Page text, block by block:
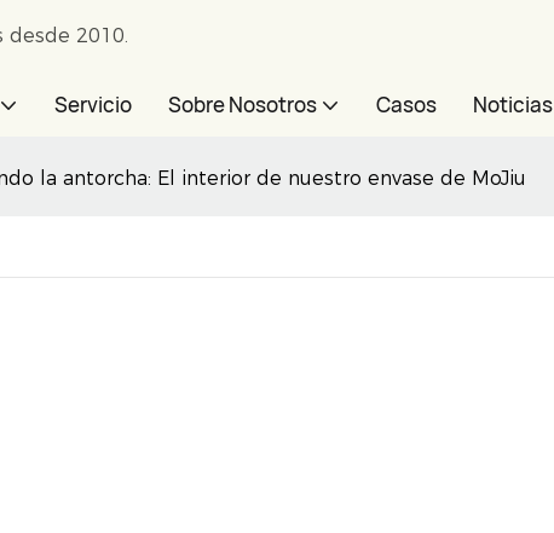
desde 2010.
Servicio Sobre Nosotros Casos Noticias
la antorcha: El interior de nuestro envase de MoJiu